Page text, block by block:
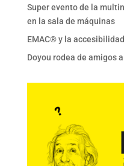
Super evento de la
en la sala de máquinas
EMAC® y la
Doyou rodea de amigos